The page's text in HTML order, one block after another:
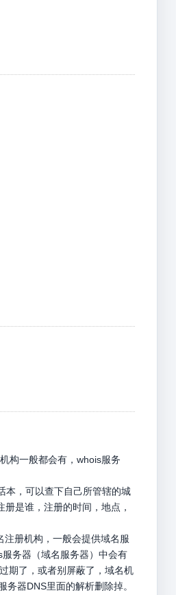
构一般都会有，whois服务
本，可以查下自己所管辖的城
是谁，注册的时间，地点，
册机构，一般会提供域名服
务器（域名服务器）中会有
期了，或者别屏蔽了，域名机
器DNS里面的解析删除掉。